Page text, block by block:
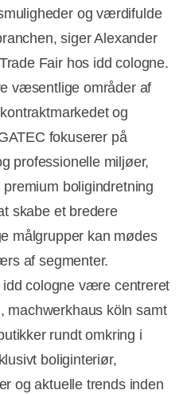
Annonce
og værdifulde
siger Alexander
Fair hos idd cologne.
væsentlige områder af
og
fokuserer på
professionelle miljøer,
boligindretning
skabe et bredere
målgrupper kan mødes
af segmenter.
cologne være centreret
machwerkhaus köln samt
rundt omkring i
boliginteriør,
og aktuelle trends inden